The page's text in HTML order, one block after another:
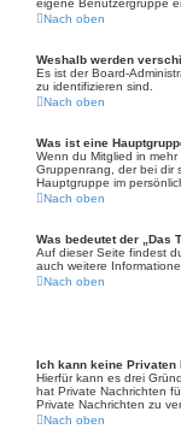
eigene Benutzergruppe
Nach oben
Weshalb werden
Es ist der Board-
zu identifizieren sind.
Nach oben
Was ist eine
Wenn du Mitglied in
Gruppenrang, der bei dir
Hauptgruppe im
Nach oben
Was bedeutet der „Das
Auf dieser Seite findest
auch weitere
Nach oben
Ich kann keine
Hierfür kann es drei
hat Private Nachrichten
Private Nachrichten zu
Nach oben